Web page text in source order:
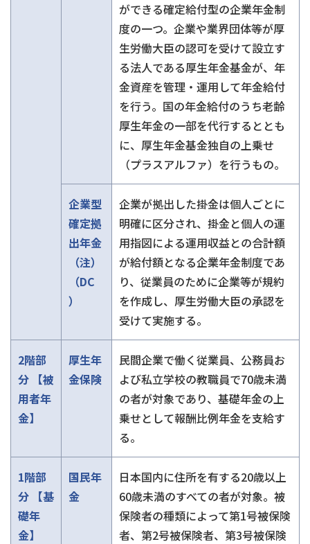
ができる確定給付型の企業年金制
度の一つ。企業や業界団体等が厚
生労働大臣の認可を受けて設立す
る法人である厚生年金基金が、年
金資産を管理・運用して年金給付
を行う。国の年金給付のうち老齢
厚生年金の一部を代行するととも
に、厚生年金基金独自の上乗せ
（プラスアルファ）を行うもの。
企業型
確定拠
出年金
（注）
（DC
）
企業が拠出した掛金は個人ごとに
明確に区分され、掛金と個人の運
用指図による運用収益との合計額
が給付額となる企業年金制度であ
り、従業員のために企業等が規約
を作成し、厚生労働大臣の承認を
受けて実施する。
2階部
分 【被
用者年
金】
厚生年
金保険
民間企業で働く従業員、公務員お
よび私立学校の教職員で70歳未満
の者が対象であり、基礎年金の上
乗せとして報酬比例年金を支給す
る。
1階部
分 【基
礎年
金】
国民年
金
日本国内に住所を有する20歳以上
60歳未満のすべての者が対象。被
保険者の種類によって第1号被保険
者、第2号被保険者、第3号被保険